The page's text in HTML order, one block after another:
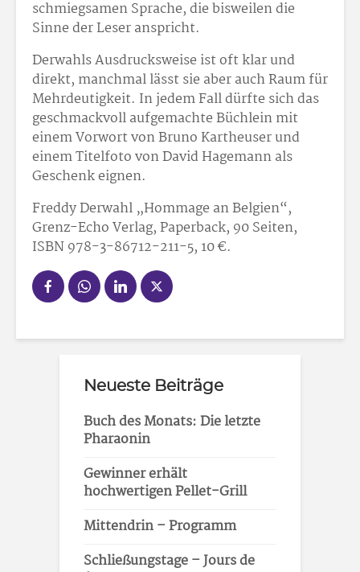
schmiegsamen Sprache, die bisweilen die
Sinne der Leser anspricht.
Derwahls Ausdrucksweise ist oft klar und
direkt, manchmal lässt sie aber auch Raum für
Mehrdeutigkeit. In jedem Fall dürfte sich das
geschmackvoll aufgemachte Büchlein mit
einem Vorwort von Bruno Kartheuser und
einem Titelfoto von David Hagemann als
Geschenk eignen.
Freddy Derwahl „Hommage an Belgien“,
Grenz-Echo Verlag, Paperback, 90 Seiten,
ISBN 978-3-86712-211-5, 10 €.
Neueste Beiträge
Buch des Monats: Die letzte
Pharaonin
Gewinner erhält
hochwertigen Pellet-Grill
Mittendrin – Programm
Schließungstage – Jours de